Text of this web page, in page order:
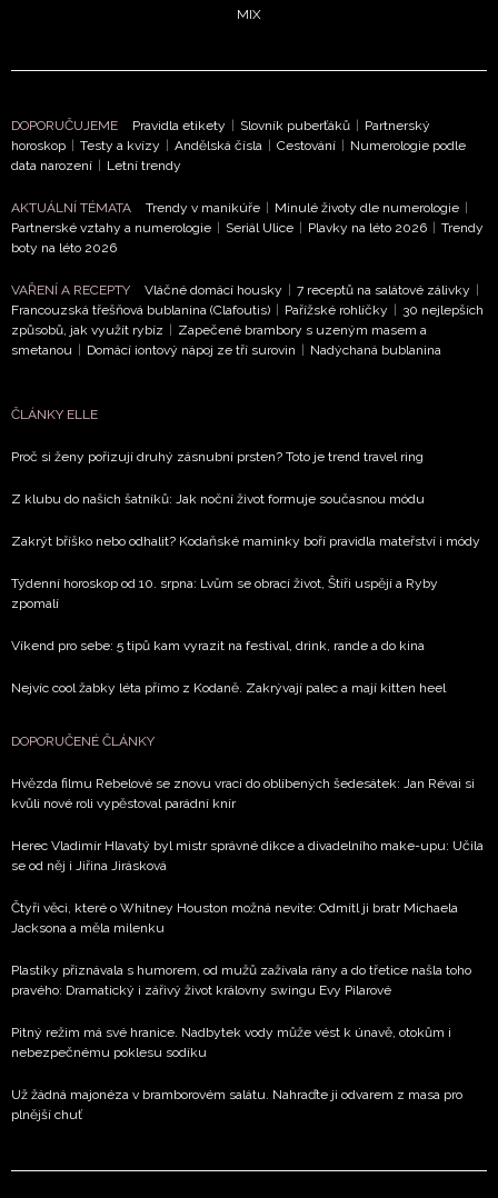
MIX
DOPORUČUJEME Pravidla etikety | Slovník puberťáků | Partnerský
horoskop | Testy a kvízy | Andělská čísla | Cestování | Numerologie podle
data narození | Letní trendy
AKTUÁLNÍ TÉMATA Trendy v manikúře | Minulé životy dle numerologie |
Partnerské vztahy a numerologie | Seriál Ulice | Plavky na léto 2026 | Trendy
boty na léto 2026
VAŘENÍ A RECEPTY Vláčné domácí housky | 7 receptů na salátové zálivky |
Francouzská třešňová bublanina (Clafoutis) | Pařížské rohlíčky | 30 nejlepších
způsobů, jak využít rybíz | Zapečené brambory s uzeným masem a
smetanou | Domácí iontový nápoj ze tří surovin | Nadýchaná bublanina
ČLÁNKY ELLE
Proč si ženy pořizují druhý zásnubní prsten? Toto je trend travel ring
Z klubu do našich šatníků: Jak noční život formuje současnou módu
Zakrýt bříško nebo odhalit? Kodaňské maminky boří pravidla mateřství i módy
Týdenní horoskop od 10. srpna: Lvům se obrací život, Štíři uspějí a Ryby
zpomalí
Víkend pro sebe: 5 tipů kam vyrazit na festival, drink, rande a do kina
Nejvíc cool žabky léta přímo z Kodaně. Zakrývají palec a mají kitten heel
DOPORUČENÉ ČLÁNKY
Hvězda filmu Rebelové se znovu vrací do oblíbených šedesátek: Jan Révai si
kvůli nové roli vypěstoval parádní knír
Herec Vladimír Hlavatý byl mistr správné dikce a divadelního make-upu: Učila
se od něj i Jiřina Jirásková
Čtyři věci, které o Whitney Houston možná nevíte: Odmítl ji bratr Michaela
Jacksona a měla milenku
Plastiky přiznávala s humorem, od mužů zažívala rány a do třetice našla toho
pravého: Dramatický i zářivý život královny swingu Evy Pilarové
Pitný režim má své hranice. Nadbytek vody může vést k únavě, otokům i
nebezpečnému poklesu sodíku
Už žádná majonéza v bramborovém salátu. Nahraďte ji odvarem z masa pro
plnější chuť